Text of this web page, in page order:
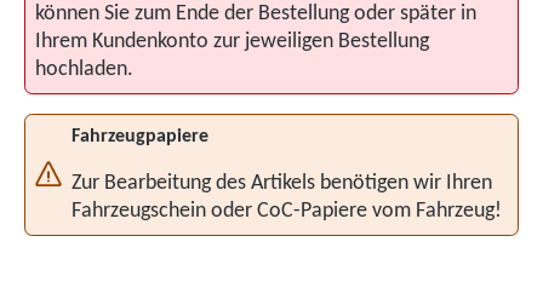
können Sie zum Ende der Bestellung oder später in
Ihrem Kundenkonto zur jeweiligen Bestellung
hochladen.
Fahrzeugpapiere
Zur Bearbeitung des Artikels benötigen wir Ihren
Fahrzeugschein oder CoC-Papiere vom Fahrzeug!